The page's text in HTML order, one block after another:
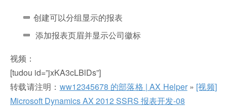
创建可以分组显示的报表
添加报表页眉并显示公司徽标
视频：
[tudou id=”jxKA3cLBlDs”]
转载请注明： ww12345678 的部落格 | AX Helper» [视频]
Microsoft Dynamics AX 2012 SSRS 报表开发-08